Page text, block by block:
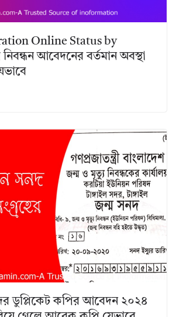
Online Status by
আবেদনের বর্তমান অবস্থা
ডুপ্লিকেট কপির আবেদন ২০২৪